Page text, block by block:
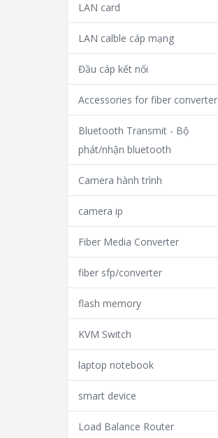
LAN card
LAN calble cáp mạng
Đầu cáp kết nối
Accessories for fiber converter
Bluetooth Transmit - Bộ
phát/nhận bluetooth
Camera hành trình
camera ip
Fiber Media Converter
fiber sfp/converter
flash memory
KVM Switch
laptop notebook
smart device
Load Balance Router